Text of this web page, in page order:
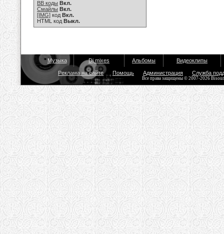
BB коды Вкл.
Смайлы Вкл.
[IMG] код Вкл.
HTML код Выкл.
Музыка Dj mixes Альбомы Видеоклипы
Реклама на сайте Помощь Администрация Служба
Все права защищены © 2007-2026